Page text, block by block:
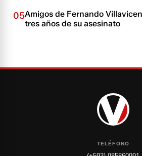
05Amigos de Fernando
tres años de su asesinato
TELÉFONO